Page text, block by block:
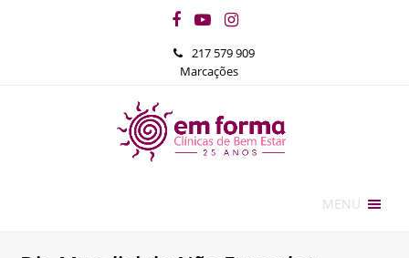
Facebook
YouTubeInstagram
217 579 909
Marcações
MENU